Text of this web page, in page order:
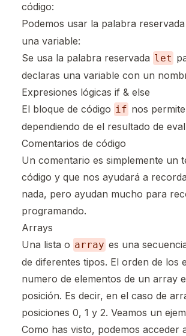
código:
Podemos usar la palabra reservada
una variable:
Se usa la palabra reservada let
declaras una variable con un
Expresiones lógicas if & else
El bloque de código if nos
dependiendo de el resultado de
Comentarios de código
Un comentario es simplemente un
código y que nos ayudará a
nada, pero ayudan mucho para
programando.
Arrays
Una lista o array es una
de diferentes tipos. El orden de los
numero de elementos de un array
posición. Es decir, en el caso de
posiciones 0, 1 y 2. Veamos un
Como has visto, podemos acceder